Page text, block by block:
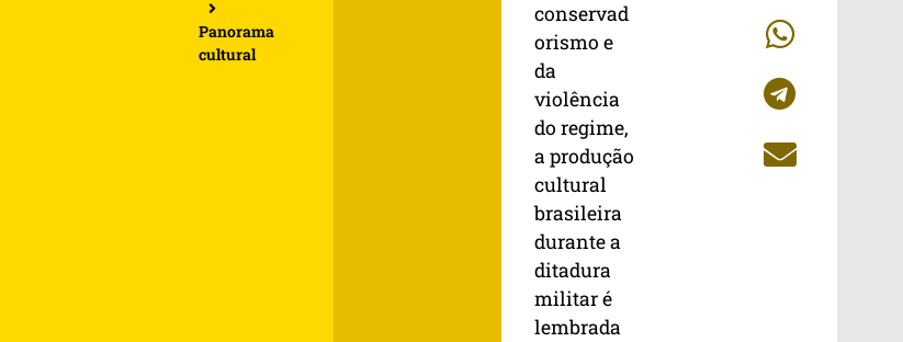
Panorama
cultural
conservad
orismo e
da
violência
do regime,
a produção
cultural
brasileira
durante a
ditadura
militar é
lembrada